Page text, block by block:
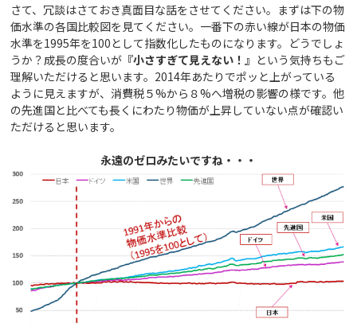
さて、冗談はさておき真面目な話をさせてください。まずは下の物
価水準の各国比較図を見てください。一番下の赤い線が日本の物価
水準を1995年を100として指数化したものになります。どうでしょ
うか？成長の度合いが 『小さすぎて見えない！』 という気持ちもご
理解いただけると思います。2014年あたりでポッと上がっている
ように見えますが、消費税５%から８%へ増税の影響の様です。他
の先進国と比べても長くにわたり物価が上昇していない点が確認い
ただけると思います。
永遠のゼロみたいですね・・・